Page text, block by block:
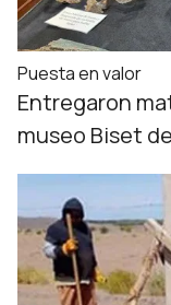
Puesta en valor
Entregaron
museo Biset